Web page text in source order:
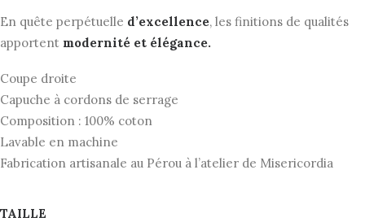
En quête perpétuelle d’excellence, les finitions de qualités
apportent modernité et élégance.
Coupe droite
Capuche à cordons de serrage
Composition : 100% coton
Lavable en machine
Fabrication artisanale au Pérou à l’atelier de Misericordia
TAILLE